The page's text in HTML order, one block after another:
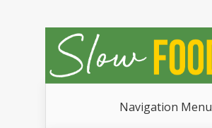
Navigation Menu